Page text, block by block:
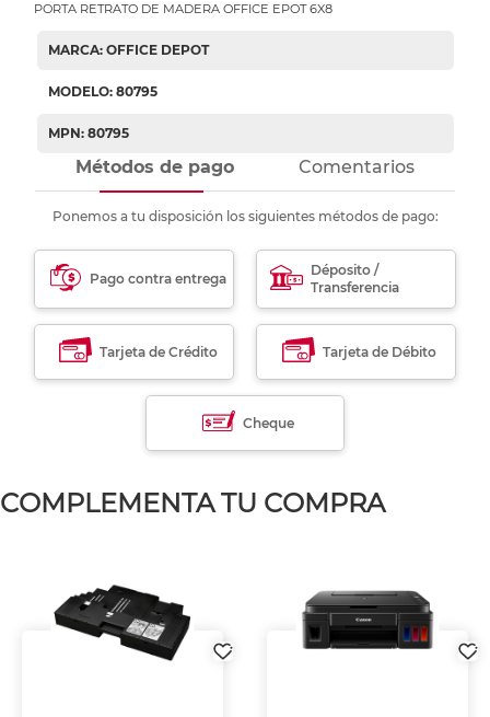
PORTA RETRATO DE MADERA OFFICE EPOT 6X8
MARCA: OFFICE DEPOT
MODELO: 80795
MPN: 80795
Métodos de pago Comentarios
Ponemos a tu disposición los siguientes métodos de pago:
Pago contra entrega
Déposito /
Transferencia
Tarjeta de Crédito Tarjeta de Débito
Cheque
COMPLEMENTA TU COMPRA